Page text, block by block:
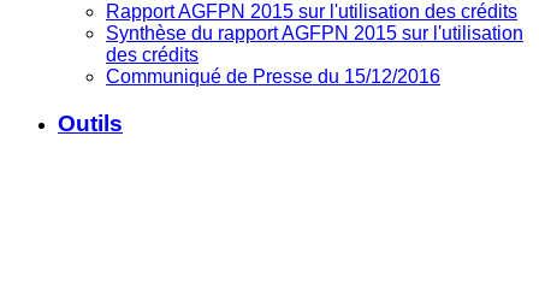
Rapport AGFPN 2015 sur l'utilisation des crédits
Synthèse du rapport AGFPN 2015 sur l'utilisation
des crédits
Communiqué de Presse du 15/12/2016
Outils